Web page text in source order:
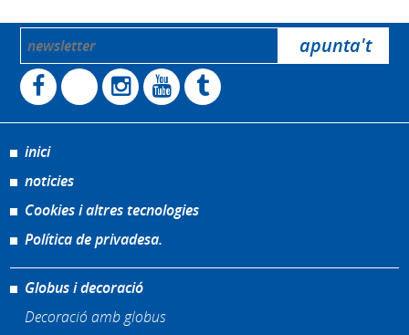
inici
noticies
Cookies i altres tecnologies
Política de privadesa.
Globus i decoració
Decoració amb globus